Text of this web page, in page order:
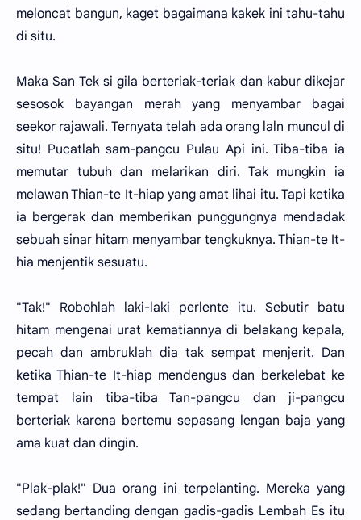
meloncat bangun, kaget bagaimana kakek ini tahu-tahu
di situ.
Maka San Tek si gila berteriak-teriak dan kabur dikejar
sesosok bayangan merah yang menyambar bagai
seekor rajawali. Ternyata telah ada orang laln muncul di
situ! Pucatlah sam-pangcu Pulau Api ini. Tiba-tiba ia
memutar tubuh dan melarikan diri. Tak mungkin ia
melawan Thian-te It-hiap yang amat lihai itu. Tapi ketika
ia bergerak dan memberikan punggungnya mendadak
sebuah sinar hitam menyambar tengkuknya. Thian-te It-
hia menjentik sesuatu.
"Tak!" Robohlah laki-laki perlente itu. Sebutir batu
hitam mengenai urat kematiannya di belakang kepala,
pecah dan ambruklah dia tak sempat menjerit. Dan
ketika Thian-te It-hiap mendengus dan berkelebat ke
tempat lain tiba-tiba Tan-pangcu dan ji-pangcu
berteriak karena bertemu sepasang lengan baja yang
ama kuat dan dingin.
"Plak-plak!" Dua orang ini terpelanting. Mereka yang
sedang bertanding dengan gadis-gadis Lembah Es itu